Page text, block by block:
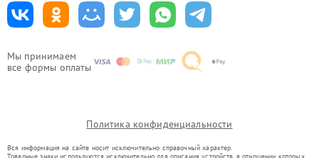
Мы принимаем
все формы оплаты
Политика конфиденциальности
Вся информация на сайте носит исключительно справочный характер.